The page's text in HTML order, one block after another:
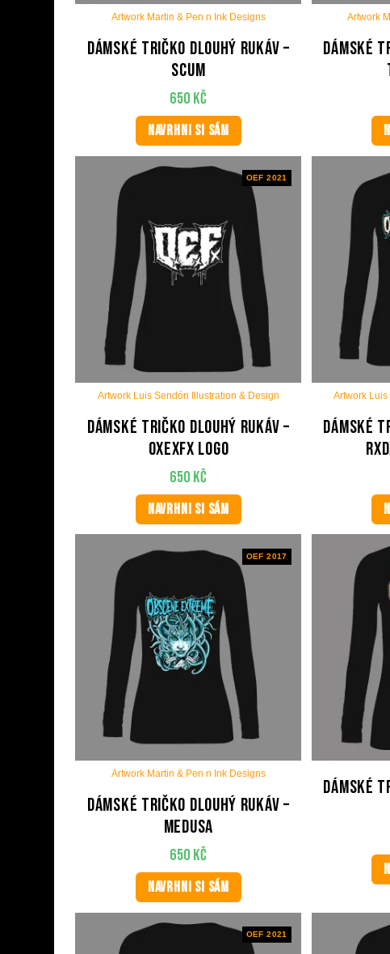
Artwork Martin & Pen n Ink Designs
Dámské tričko dlouhý rukáv –
Scum
650 Kč
NAVRHNI SI SÁM
Artwork
Dámské
OEF 2021
Artwork Luis Sendón Illustration & Design
Dámské tričko dlouhý rukáv –
OxExFx Logo
650 Kč
NAVRHNI SI SÁM
Artwork
Dámské
OEF 2017
Artwork Martin & Pen n Ink Designs
Dámské tričko dlouhý rukáv –
Medusa
650 Kč
NAVRHNI SI SÁM
Dámské
OEF 2021